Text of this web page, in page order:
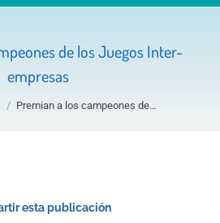
de los Juegos Inter-
empresas
Premian a los campeones de…
esta publicación